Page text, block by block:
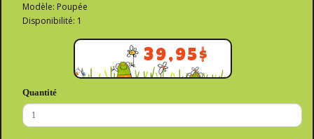
Modèle: Poupée
Disponibilité: 1
39,95$
Quantité